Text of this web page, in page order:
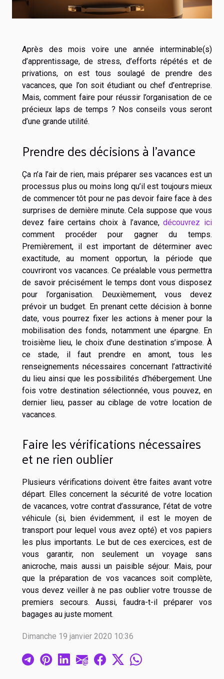
Après des mois voire une année interminable(s)
d’apprentissage, de stress, d’efforts répétés et de
privations, on est tous soulagé de prendre des
vacances, que l’on soit étudiant ou chef d’entreprise.
Mais, comment faire pour réussir l’organisation de ce
précieux laps de temps ? Nos conseils vous seront
d’une grande utilité.
Prendre des décisions à l’avance
Ça n’a l’air de rien, mais préparer ses vacances est un
processus plus ou moins long qu’il est toujours mieux
de commencer tôt pour ne pas devoir faire face à des
surprises de dernière minute. Cela suppose que vous
devez faire certains choix à l’avance,découvrez ici
comment procéder pour gagner du temps.
Premièrement, il est important de déterminer avec
exactitude, au moment opportun, la période que
couvriront vos vacances. Ce préalable vous permettra
de savoir précisément le temps dont vous disposez
pour l’organisation. Deuxièmement, vous devez
prévoir un budget. En prenant cette décision à bonne
date, vous pourrez fixer les actions à mener pour la
mobilisation des fonds, notamment une épargne. En
troisième lieu, le choix d’une destination s’impose. À
ce stade, il faut prendre en amont, tous les
renseignements nécessaires concernant l’attractivité
du lieu ainsi que les possibilités d’hébergement. Une
fois votre destination sélectionnée, vous pouvez, en
dernier lieu, passer au ciblage de votre location de
vacances.
Faire les vérifications nécessaires
et ne rien oublier
Plusieurs vérifications doivent être faites avant votre
départ. Elles concernent la sécurité de votre location
de vacances, votre contrat d’assurance, l’état de votre
véhicule (si, bien évidemment, il est le moyen de
transport pour lequel vous avez opté) et vos papiers
les plus importants. Le but de ces exercices, est de
vous garantir, non seulement un voyage sans
anicroche, mais aussi un paisible séjour. Mais, pour
que la préparation de vos vacances soit complète,
vous devez veiller à ne pas oublier votre trousse de
premiers secours. Aussi, faudra-t-il préparer vos
bagages au juste moment.
Dimanche 19 janvier 2020 10:36